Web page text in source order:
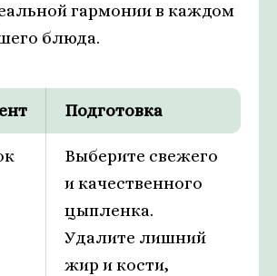
гармонии в каждом
блюда.
Подготовка
Выберите свежего
и качественного
цыпленка.
Удалите лишний
жир и кости,